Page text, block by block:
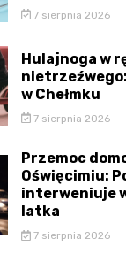
7 sierpnia 2026
Hulajnoga w
w Chełmku
7 sierpnia 2026
Przemoc
Oświęcimiu:
interweniuje
latka
7 sierpnia 2026